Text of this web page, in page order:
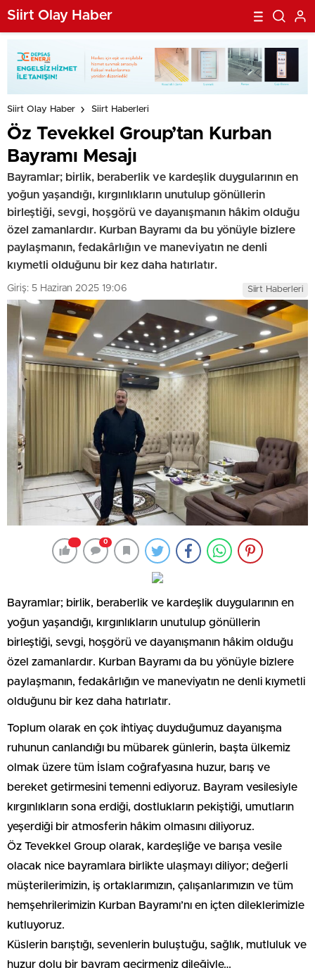
Siirt Olay Haber
Siirt Olay Haber Siirt Haberleri
Öz Tevekkel Group’tan Kurban
Bayramı Mesajı
Bayramlar; birlik, beraberlik ve kardeşlik duygularının en
yoğun yaşandığı, kırgınlıkların unutulup gönüllerin
birleştiği, sevgi, hoşgörü ve dayanışmanın hâkim olduğu
özel zamanlardır. Kurban Bayramı da bu yönüyle bizlere
paylaşmanın, fedakârlığın ve maneviyatın ne denli
kıymetli olduğunu bir kez daha hatırlatır.
Giriş: 5 Haziran 2025 19:06 Siirt Haberleri
0
Bayramlar; birlik, beraberlik ve kardeşlik duygularının en
yoğun yaşandığı, kırgınlıkların unutulup gönüllerin
birleştiği, sevgi, hoşgörü ve dayanışmanın hâkim olduğu
özel zamanlardır. Kurban Bayramı da bu yönüyle bizlere
paylaşmanın, fedakârlığın ve maneviyatın ne denli kıymetli
olduğunu bir kez daha hatırlatır.
Toplum olarak en çok ihtiyaç duyduğumuz dayanışma
ruhunun canlandığı bu mübarek günlerin, başta ülkemiz
olmak üzere tüm İslam coğrafyasına huzur, barış ve
bereket getirmesini temenni ediyoruz. Bayram vesilesiyle
kırgınlıkların sona erdiği, dostlukların pekiştiği, umutların
yeşerdiği bir atmosferin hâkim olmasını diliyoruz.
Öz Tevekkel Group olarak, kardeşliğe ve barışa vesile
olacak nice bayramlara birlikte ulaşmayı diliyor; değerli
müşterilerimizin, iş ortaklarımızın, çalışanlarımızın ve tüm
hemşehrilerimizin Kurban Bayramı’nı en içten dileklerimizle
kutluyoruz.
Küslerin barıştığı, sevenlerin buluştuğu, sağlık, mutluluk ve
huzur dolu bir bayram geçirmeniz dileğiyle…